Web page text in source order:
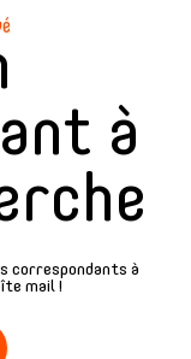
à
correspondants à
mail !